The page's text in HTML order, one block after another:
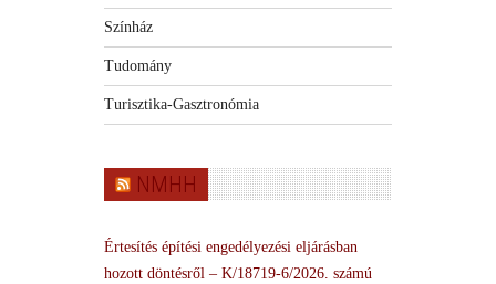
Színház
Tudomány
Turisztika-Gasztronómia
NMHH
Értesítés építési engedélyezési eljárásban
hozott döntésről – K/18719-6/2026. számú